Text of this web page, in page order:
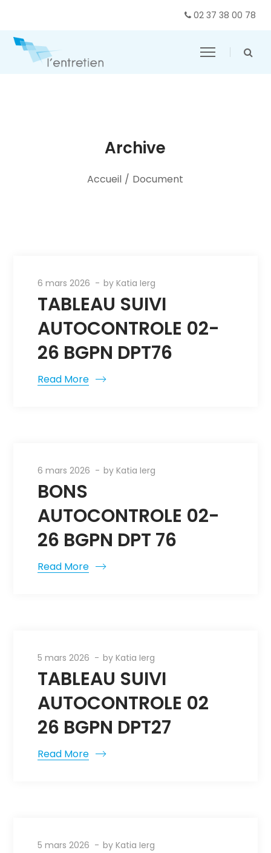
02 37 38 00 78
Archive
Accueil / Document
6 mars 2026 byKatia Ierg
TABLEAU SUIVI
AUTOCONTROLE 02-
26 BGPN DPT76
Read More
6 mars 2026 byKatia Ierg
BONS
AUTOCONTROLE 02-
26 BGPN DPT 76
Read More
5 mars 2026 byKatia Ierg
TABLEAU SUIVI
AUTOCONTROLE 02
26 BGPN DPT27
Read More
5 mars 2026 byKatia Ierg